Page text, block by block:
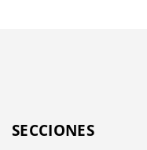
SECCIONES